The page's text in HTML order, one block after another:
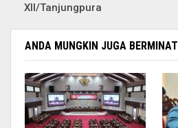
XII/Tanjungpura
ANDA MUNGKIN JUGA BERMINAT